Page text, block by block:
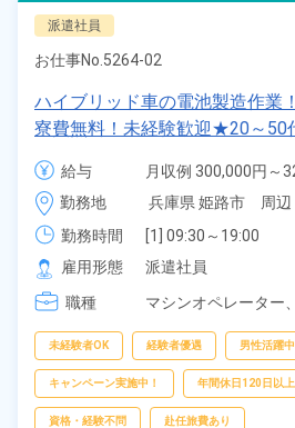
派遣社員
お仕事No. 5264-02
ハイブリッド車の電池製造作業
寮費無料！未経験歓迎★20～50
定企業で長期で働きたい方オス
日！正社員登用制度あり！マイ
ーム寮完備！《兵庫県姫路市》
給与
月収例 300,000円～
時給 1,400円～1,400円
勤務地
兵庫県 姫路市　周辺
勤務時間
[1] 09:30～19:00
[2] 20:30～06:00
[3] 08:30～17:05
雇用形態
派遣社員
職種
マシンオペレーター、
未経験者OK 経験者優遇 男性活躍中
キャンペーン実施中！ 年間休日120日以上
資格・経験不問 赴任旅費あり